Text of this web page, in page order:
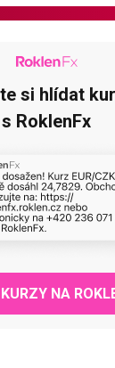
si hlídat
s RoklenFx
NA